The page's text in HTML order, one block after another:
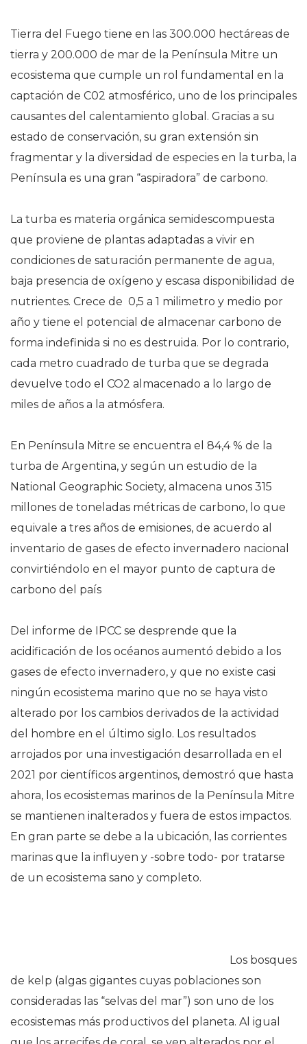
Tierra del Fuego tiene en las 300.000 hectáreas de
tierra y 200.000 de mar de la Península Mitre un
ecosistema que cumple un rol fundamental en la
captación de C02 atmosférico, uno de los principales
causantes del calentamiento global. Gracias a su
estado de conservación, su gran extensión sin
fragmentar y la diversidad de especies en la turba, la
Península es una gran “aspiradora” de carbono.
La turba es materia orgánica semidescompuesta
que proviene de plantas adaptadas a vivir en
condiciones de saturación permanente de agua,
baja presencia de oxígeno y escasa disponibilidad de
nutrientes. Crece de 0,5 a 1 milimetro y medio por
año y tiene el potencial de almacenar carbono de
forma indefinida si no es destruida. Por lo contrario,
cada metro cuadrado de turba que se degrada
devuelve todo el CO2 almacenado a lo largo de
miles de años a la atmósfera.
En Península Mitre se encuentra el 84,4 % de la
turba de Argentina, y según un estudio de la
National Geographic Society, almacena unos 315
millones de toneladas métricas de carbono, lo que
equivale a tres años de emisiones, de acuerdo al
inventario de gases de efecto invernadero nacional
convirtiéndolo en el mayor punto de captura de
carbono del país
Del informe de IPCC se desprende que la
acidificación de los océanos aumentó debido a los
gases de efecto invernadero, y que no existe casi
ningún ecosistema marino que no se haya visto
alterado por los cambios derivados de la actividad
del hombre en el último siglo. Los resultados
arrojados por una investigación desarrollada en el
2021 por científicos argentinos, demostró que hasta
ahora, los ecosistemas marinos de la Península Mitre
se mantienen inalterados y fuera de estos impactos.
En gran parte se debe a la ubicación, las corrientes
marinas que la influyen y -sobre todo- por tratarse
de un ecosistema sano y completo.
Los bosques
de kelp (algas gigantes cuyas poblaciones son
consideradas las “selvas del mar”) son uno de los
ecosistemas más productivos del planeta. Al igual